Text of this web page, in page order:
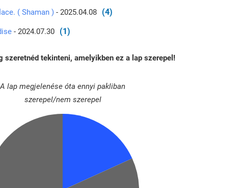
( Shaman ) - 2025.04.08 (4)
- 2024.07.30 (1)
szeretnéd tekinteni, amelyikben ez a lap szerepel!
A lap megjelenése óta ennyi pakliban
szerepel/nem szerepel